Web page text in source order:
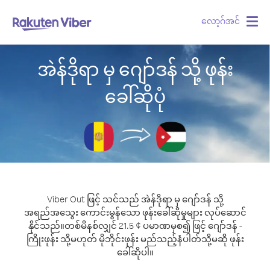
လော့ဂ်အင်
အဲန်ဒိုရာ မှ ဂျော်ဒန် သို့ ဖုန်း
ခေါ်ဆိုပုံ
Viber Out ဖြင့် သင်သည် အဲန်ဒိုရာ မှ ဂျော်ဒန် သို့
အရည်အသွေး ကောင်းမွန်သော ဖုန်းခေါ်ဆိုမှုများ လုပ်ဆောင်
နိုင်သည်။တစ်မိနစ်လျှင် 21.5 ¢ ပမာဏမှစ၍ ဖြင့် ဂျော်ဒန် -
ကြိုးဖုန်း သို့မဟုတ် မိုဘိုင်းဖုန်း မည်သည့်နံပါတ်သို့မဆို ဖုန်း
ခေါ်ဆိုပါ။